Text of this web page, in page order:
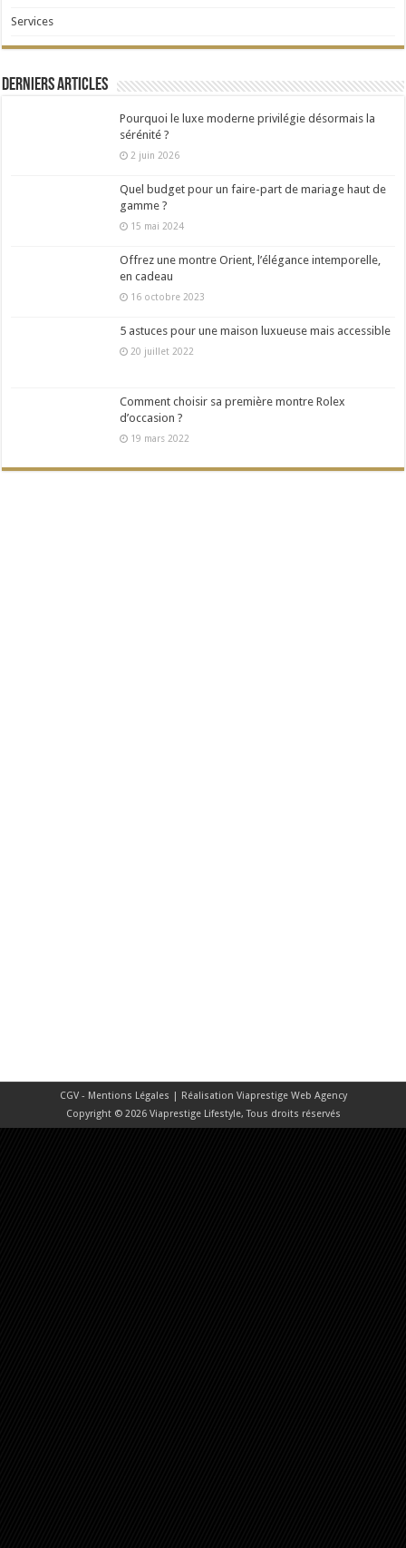
Services
Derniers articles
Pourquoi le luxe moderne privilégie désormais la
sérénité ?
2 juin 2026
Quel budget pour un faire-part de mariage haut de
gamme ?
15 mai 2024
Offrez une montre Orient, l’élégance intemporelle,
en cadeau
16 octobre 2023
5 astuces pour une maison luxueuse mais accessible
20 juillet 2022
Comment choisir sa première montre Rolex
d’occasion ?
19 mars 2022
CGV - Mentions Légales | Réalisation Viaprestige Web Agency
Copyright © 2026 Viaprestige Lifestyle, Tous droits réservés